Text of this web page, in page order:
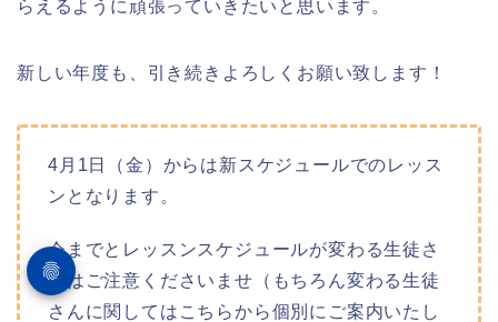
らえるように頑張っていきたいと思います。
新しい年度も、引き続きよろしくお願い致します！
4月1日（金）からは新スケジュールでのレッス
ンとなります。
今までとレッスンスケジュールが変わる生徒さ
んはご注意くださいませ（もちろん変わる生徒
さんに関してはこちらから個別にご案内いたし